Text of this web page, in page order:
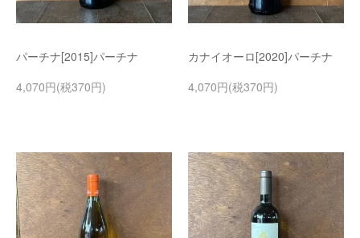
パーチナ[2015]パーチナ
4,070円(税370円)
カナイオーロ[2020]パーチナ
4,070円(税370円)